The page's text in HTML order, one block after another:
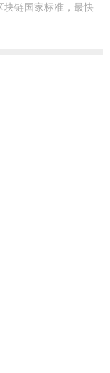
链国家标准，最快